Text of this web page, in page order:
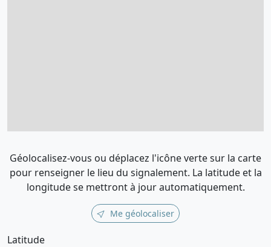
Géolocalisez-vous ou déplacez l'icône verte sur la carte
pour renseigner le lieu du signalement. La latitude et la
longitude se mettront à jour automatiquement.
Me géolocaliser
Latitude